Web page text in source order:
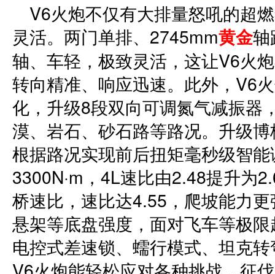
V6火炮不仅有大排量怒吼的超
灵活。两门单排、2745mm黄金轴
轴、车轻，极致灵活，这让V6火
转向精准、响应迅速。此外，V6
化，升级8段双向可调氮气减振器
漠、岩石、砂石路等路况。升级
根据路况实现前后扭矩毫秒级智
3300N·m，4L速比由2.48提升为
桥速比，速比达4.55，爬坡能力
悬架等底盘强度，面对飞车等极
电控式差速锁、蠕行模式、坦克